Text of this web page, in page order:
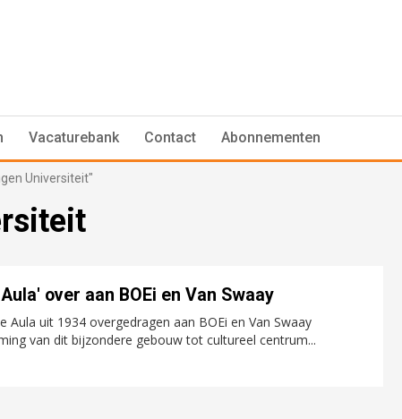
Vacaturebank Contact Abonnementen
Universiteit"
over aan BOEi en Van Swaay
uit 1934 overgedragen aan BOEi en Van Swaay
van dit bijzondere gebouw tot cultureel centrum...